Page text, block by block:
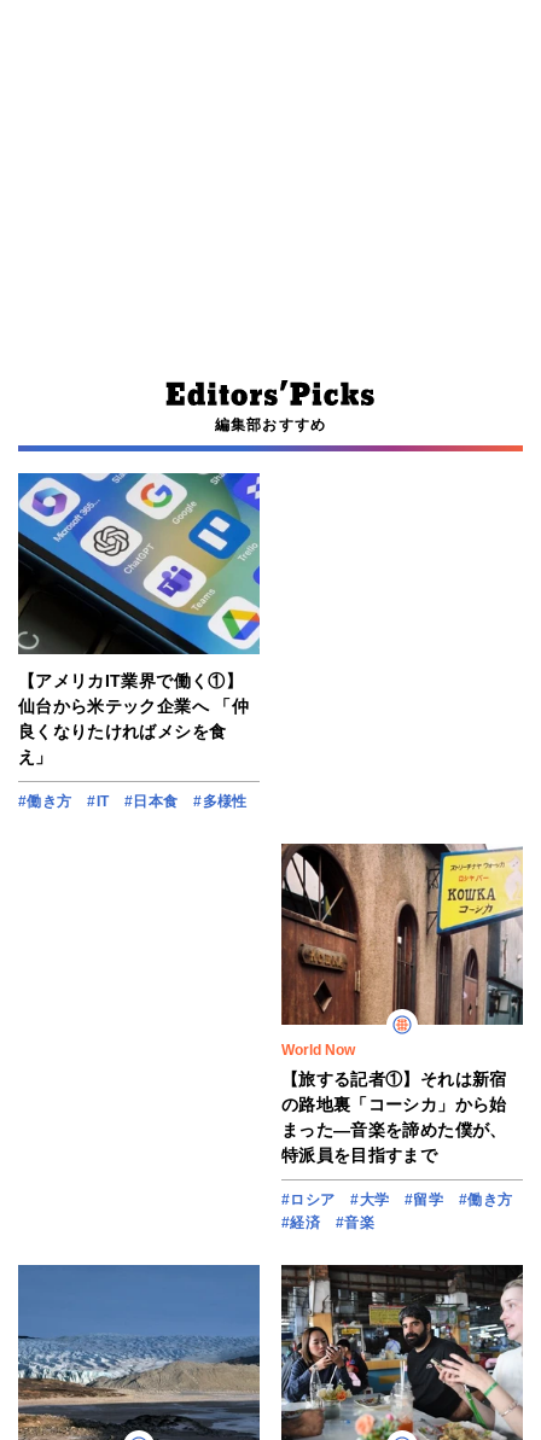
編集部おすすめ
【アメリカIT業界で働く①】
仙台から米テック企業へ 「仲
良くなりたければメシを食
え」
#働き方 #IT #日本食 #多様性
World Now
【旅する記者①】それは新宿
の路地裏「コーシカ」から始
まった―音楽を諦めた僕が、
特派員を目指すまで
#ロシア #大学 #留学
#働き方
#経済
#音楽